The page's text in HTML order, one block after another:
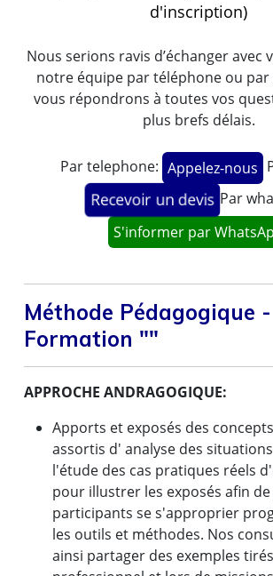
d'inscription)
Nous serions ravis d’échanger avec
notre équipe par téléphone ou
vous répondrons à toutes vos
plus brefs délais.
Par telephone: Appelez-nous
Recevoir un devis Par
S'informer par
Méthode Pédagogique -
Formation ""
APPROCHE ANDRAGOGIQUE:
Apports et exposés des
assortis d' analyse des
l'étude des cas pratiques réels
pour illustrer les exposés afin
participants se s'approprier
les outils et méthodes. Nos
ainsi partager des exemples